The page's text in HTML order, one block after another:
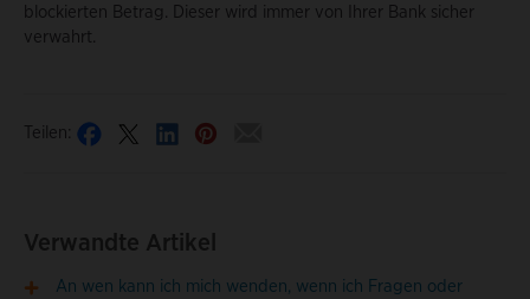
blockierten Betrag. Dieser wird immer von Ihrer Bank sicher
verwahrt.
Teilen:
Verwandte Artikel
An wen kann ich mich wenden, wenn ich Fragen oder